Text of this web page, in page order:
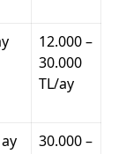
12.000 –
30.000
TL/ay
30.000 –